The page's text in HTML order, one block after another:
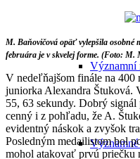
Významní
M. Baňovičová opäť vylepšila osobné
februára je v skvelej forme. (Foto: M.
V nedeľňajšom finále na 400
juniorka Alexandra Štuková.
55, 63 sekundy. Dobrý signál
cenný i z pohľadu, že A.
evidentný náskok a zvyšok
Posledným medailistom bol
mohol atakovať prvú priečku